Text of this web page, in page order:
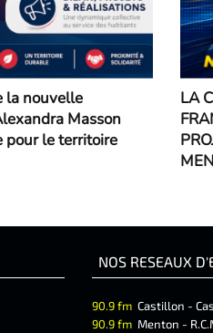
la nouvelle
Masson
pour le territoire
LA
NOS RESEAUX
90.9 fm Castillon -
90.9 fm Menton -